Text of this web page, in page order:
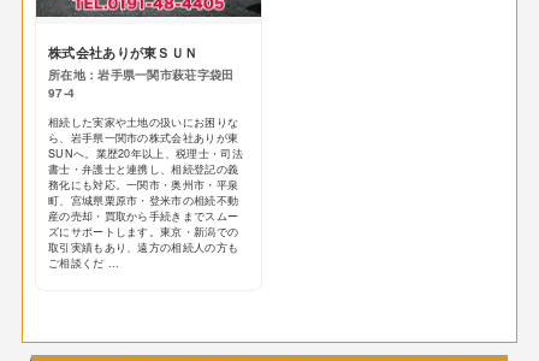
株式会社ありが東ＳＵＮ
所在地：岩手県一関市萩荘字袋田
97-4
相続した実家や土地の扱いにお困りな
ら、岩手県一関市の株式会社ありが東
SUNへ。業歴20年以上、税理士・司法
書士・弁護士と連携し、相続登記の義
務化にも対応。一関市・奥州市・平泉
町、宮城県栗原市・登米市の相続不動
産の売却・買取から手続きまでスムー
ズにサポートします。東京・新潟での
取引実績もあり、遠方の相続人の方も
ご相談くだ ...